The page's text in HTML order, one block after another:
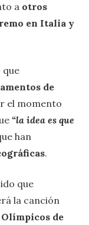
a otros
en Italia y
que
de
el momento
“la idea es que
han
.
que
la canción
Olímpicos de